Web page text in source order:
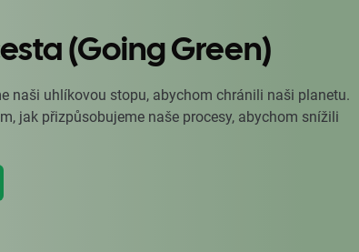
(Going Green)
naši uhlíkovou stopu, abychom chránili naši planetu.
jak přizpůsobujeme naše procesy, abychom snížili